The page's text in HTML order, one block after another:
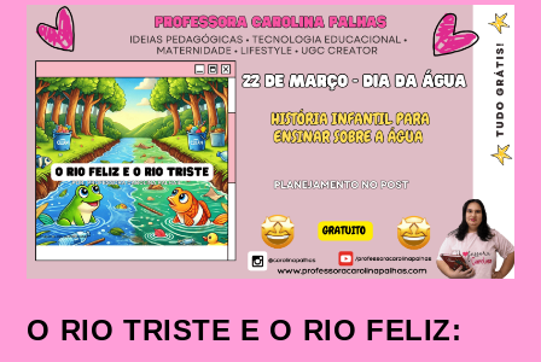
ÁGUA:
EDUCAÇÃO
INFANTIL
DE
FORMA
DIVERTIDA!
O RIO TRISTE E O RIO FELIZ: